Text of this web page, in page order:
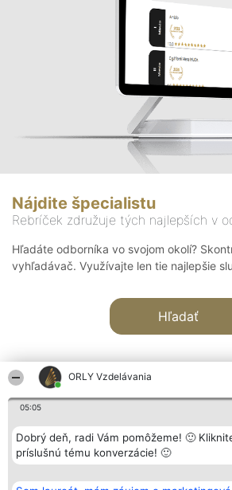
ORLY Vzdelávania
05:05
Dobrý deň, radi Vám pomôžeme! 🙂
príslušnú tému konverzácie! 🙂
Nájdite špecialistu
Rebríček združuje tých najlepších v
Hľadáte odborníka vo svojom okolí?
vyhľadávač. Využívajte len tie najlepšie
Hľadať
Organizátor hodnotenia
Bright Side Solutions sp. z o.
o. sp. k.
Wrocław 50-079
Hodnotenie
Laureáti
Lista
Laureatów